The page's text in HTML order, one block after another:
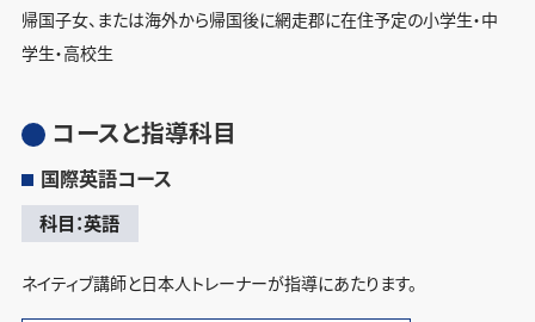
帰国子女、または海外から帰国後に網走郡に在住予定の小学生・中
学生・高校生
コースと指導科目
国際英語コース
科目：英語
ネイティブ講師と日本人トレーナーが指導にあたります。